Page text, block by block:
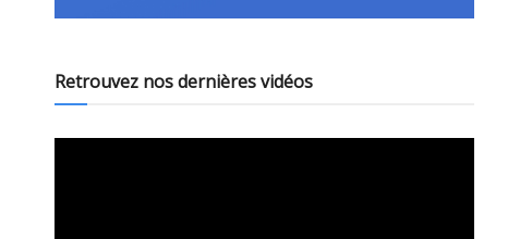
Retrouvez nos dernières vidéos